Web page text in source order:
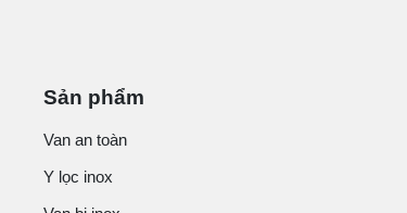
Sản phẩm
Van an toàn
Y lọc inox